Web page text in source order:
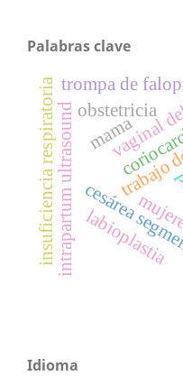
Palabras clave
trabajo
cesárea
intrapartum ultrasound vaginal
trompa de
insuficiencia respiratoria obstetricia
labioplastia
mama
Idioma